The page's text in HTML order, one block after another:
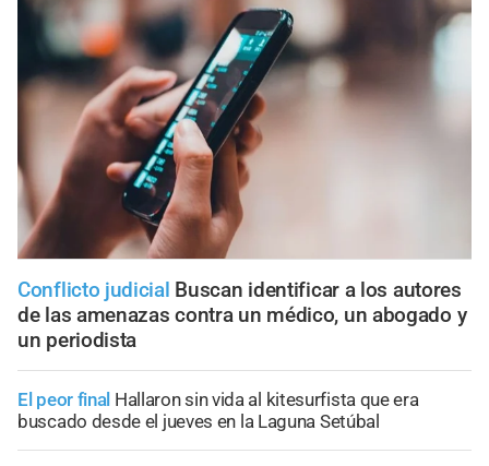
Conflicto judicial Buscan identificar a los autores
de las amenazas contra un médico, un abogado y
un periodista
El peor final Hallaron sin vida al kitesurfista que era
buscado desde el jueves en la Laguna Setúbal